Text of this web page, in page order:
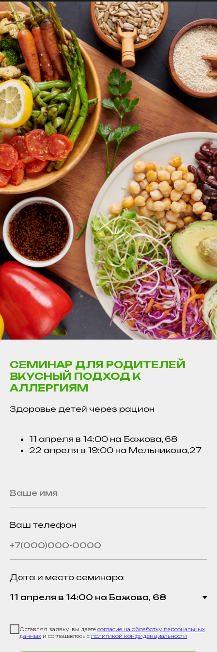
CЕМИНАР ДЛЯ РОДИТЕЛЕЙ
ВКУСНЫЙ ПОДХОД К
АЛЛЕРГИЯМ
Здоровье детей через рацион
11 апреля в 14:00 на Бажова, 68
22 апреля в 19:00 на Мельникова,27
Ваш телефон
Дата и место семинара
Оставляя заявку, вы даете согласие на обработку персональных
данных и соглашаетесь с политикой конфиденциальности